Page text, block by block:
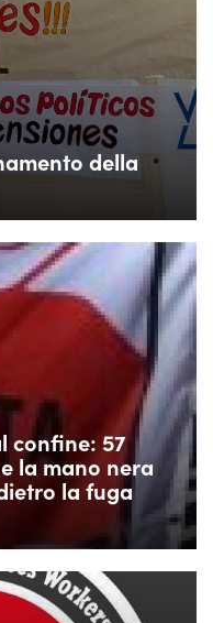
della
confine: 57
la mano nera
la fuga